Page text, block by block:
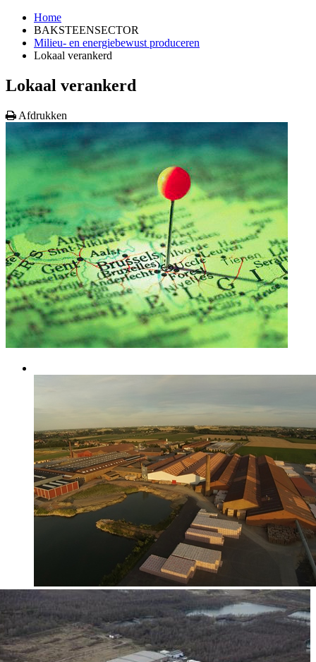
Home
BAKSTEENSECTOR
Milieu- en energiebewust produceren
Lokaal verankerd
Lokaal verankerd
Afdrukken